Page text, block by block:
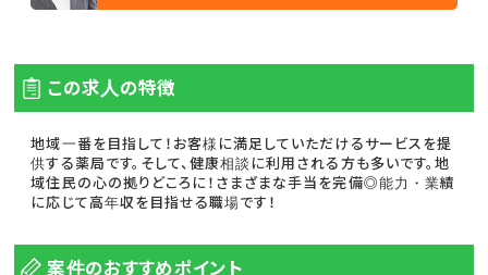
この求人の特徴
地域一番を目指して！お客様に満足していただけるサービスを提
供する薬局です。そして、健康相談に利用される方も多いです。地
域住民の心の拠りどころに！さまざまな手当を完備◎能力・業績
に応じて高年収を目指せる職場です！
案件のおすすめポイント